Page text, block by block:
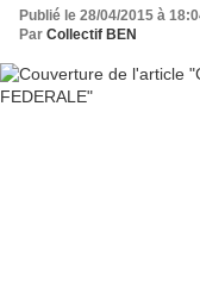
Publié le 28/04/2015 à
Par Collectif BEN